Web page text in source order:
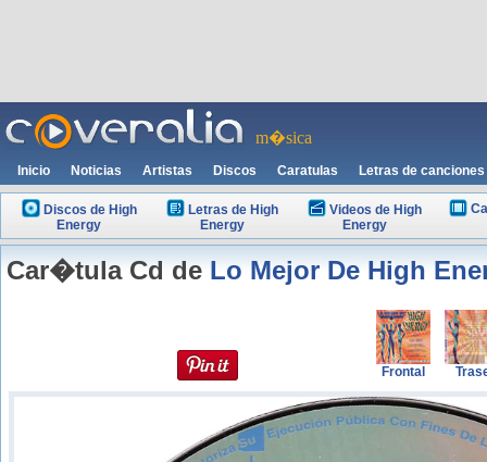
m�sica
Inicio Noticias Artistas Discos Caratulas Letras de canciones
Discos de High
Energy
Letras de High
Energy
Videos de High
Energy
Car�tula Cd de Lo Mejor De High
Frontal